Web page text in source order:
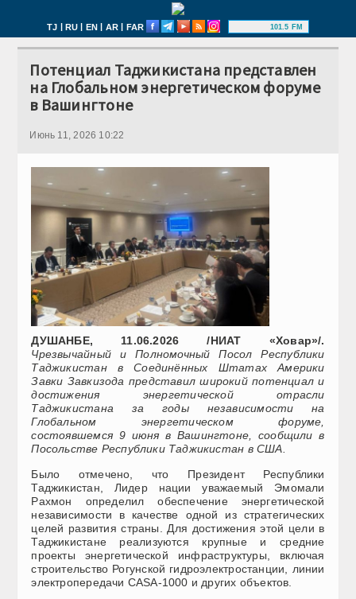
TJ | RU | EN | AR | FAR 101.5 FM
Потенциал Таджикистана представлен
на Глобальном энергетическом форуме
в Вашингтоне
Июнь 11, 2026 10:22
ДУШАНБЕ, 11.06.2026 /НИАТ «Ховар»/.
Чрезвычайный и Полномочный Посол Республики
Таджикистан в Соединённых Штатах Америки
Завки Завкизода представил широкий потенциал и
достижения энергетической отрасли
Таджикистана за годы независимости на
Глобальном энергетическом форуме,
состоявшемся 9 июня в Вашингтоне, сообщили в
Посольстве Республики Таджикистан в США.
Было отмечено, что Президент Республики
Таджикистан, Лидер нации уважаемый Эмомали
Рахмон определил обеспечение энергетической
независимости в качестве одной из стратегических
целей развития страны. Для достижения этой цели в
Таджикистане реализуются крупные и средние
проекты энергетической инфраструктуры, включая
строительство Рогунской гидроэлектростанции, линии
электропередачи CASA-1000 и других объектов.